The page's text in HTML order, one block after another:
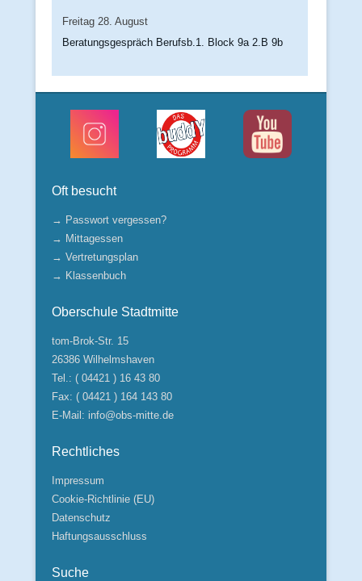
Freitag 28. August
Beratungsgespräch Berufsb.1. Block 9a 2.B 9b
Oft besucht
→ Passwort vergessen?
→ Mittagessen
→ Vertretungsplan
→ Klassenbuch
Oberschule Stadtmitte
tom-Brok-Str. 15
26386 Wilhelmshaven
Tel.: ( 04421 ) 16 43 80
Fax: ( 04421 ) 164 143 80
E-Mail: info@obs-mitte.de
Rechtliches
Impressum
Cookie-Richtlinie (EU)
Datenschutz
Haftungsausschluss
Suche